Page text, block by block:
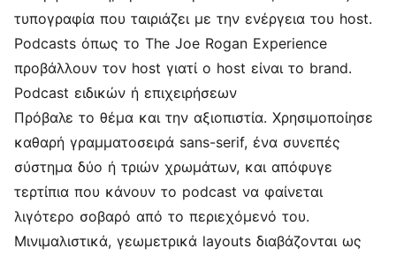
τυπογραφία που ταιριάζει με την ενέργεια του host.
Podcasts όπως το The Joe Rogan Experience
προβάλλουν τον host γιατί ο host είναι το brand.
Podcast ειδικών ή επιχειρήσεων
Πρόβαλε το θέμα και την αξιοπιστία. Χρησιμοποίησε
καθαρή γραμματοσειρά sans-serif, ένα συνεπές
σύστημα δύο ή τριών χρωμάτων, και απόφυγε
τερτίπια που κάνουν το podcast να φαίνεται
λιγότερο σοβαρό από το περιεχόμενό του.
Μινιμαλιστικά, γεωμετρικά layouts διαβάζονται ως